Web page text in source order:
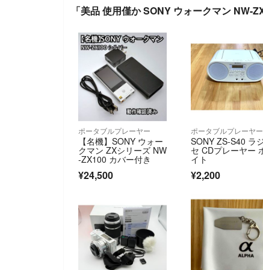
「美品 使用僅か SONY ウォークマン NW-
ポータブルプレーヤー
【名機】SONY ウォー
クマン ZXシリーズ NW
-ZX100 カバー付き
¥24,500
ポータブルプレーヤー
SONY ZS-S40 ラ
セ CDプレーヤー
イト
¥2,200